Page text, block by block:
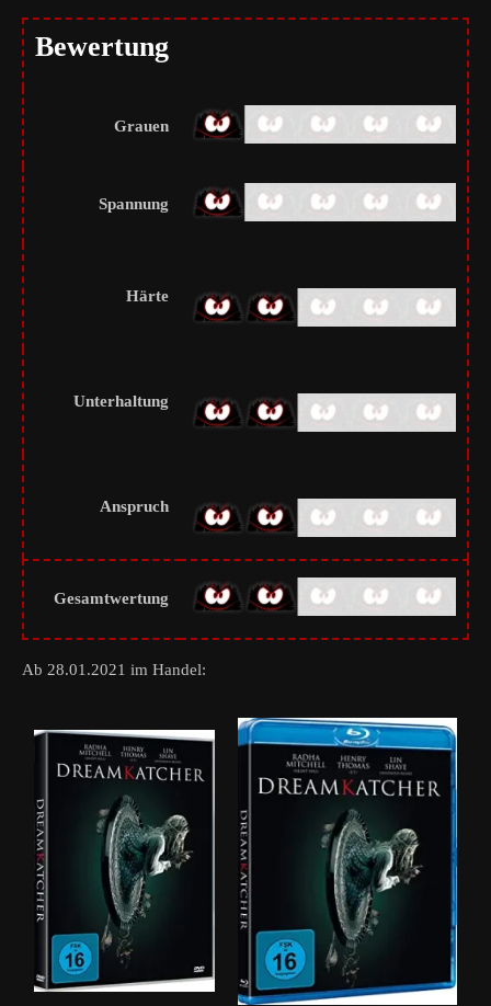
Bewertung
Grauen
Spannung
Härte
Unterhaltung
Anspruch
Gesamtwertung
Ab 28.01.2021 im Handel: